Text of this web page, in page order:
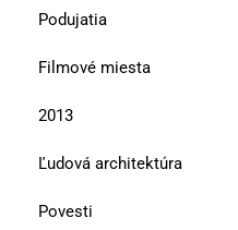
Podujatia
Filmové miesta
2013
Ľudová architektúra
Povesti